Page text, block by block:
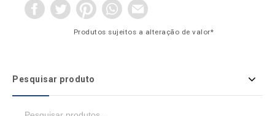
Produtos sujeitos a alteração de valor*
Pesquisar produto